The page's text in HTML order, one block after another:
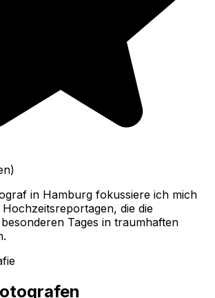
in Hamburg fokussiere ich mich
die die
Tages in traumhaften